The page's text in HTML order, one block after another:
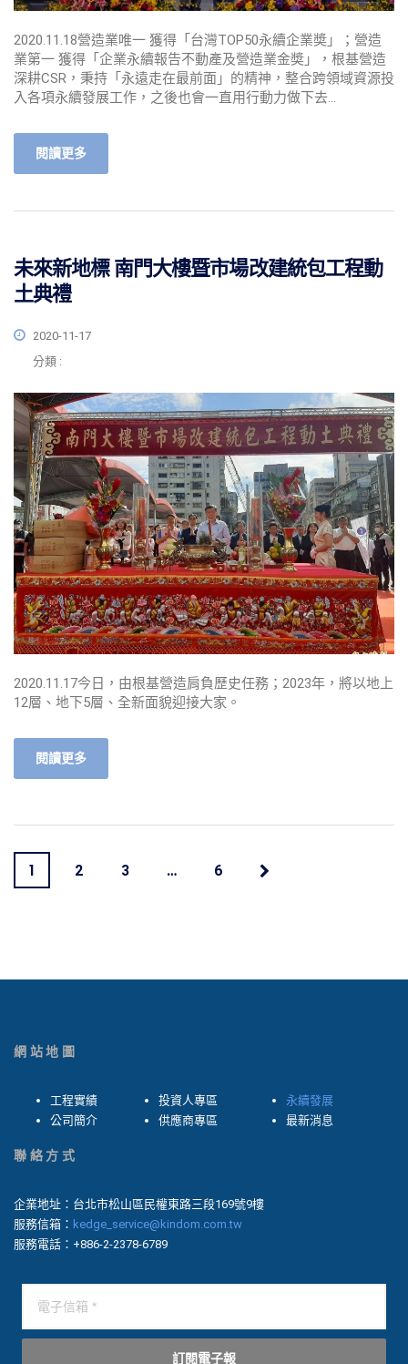
2020.11.18營造業唯一 獲得「台灣TOP50永續企業奬」；營造
業第一 獲得「企業永續報告不動產及營造業金奬」，根基營造
深耕CSR，秉持「永遠走在最前面」的精神，整合跨領域資源投
入各項永續發展工作，之後也會一直用行動力做下去…
閱讀更多
未來新地標 南門大樓暨市場改建統包工程動
土典禮
2020-11-17
分類 :
2020.11.17今日，由根基營造肩負歷史任務；2023年，將以地上
12層、地下5層、全新面貌迎接大家。
閱讀更多
1 2 3 … 6
網站地圖
工程實績
公司簡介
投資人專區
供應商專區
永續發展
最新消息
聯絡方式
企業地址：台北市松山區民權東路三段169號9樓
服務信箱： kedge_service@kindom.com.tw
服務電話：+886-2-2378-6789
訂閱電子報